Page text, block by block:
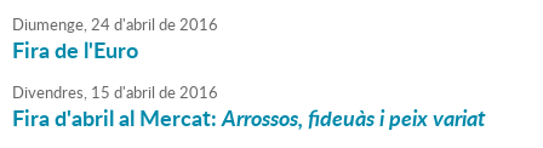
Diumenge,24d'abril de2016
Fira de l'Euro
Divendres, 15 d'abril de2016
Fira d'abril al Mercat:Arrossos, fideuàs i peix variat